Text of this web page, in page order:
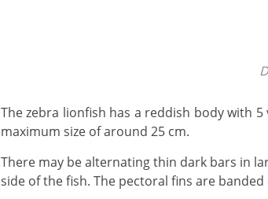
The zebra lionfish has a reddish body with 5 vertical stripes, usually orangish/black, with white spacing and grows to a
maximum size of around 25 cm.
There may be alternating thin dark bars in larger individuals. The pectoral fins are large, fan-like and flare out on either
side of the fish. The pectoral fins are